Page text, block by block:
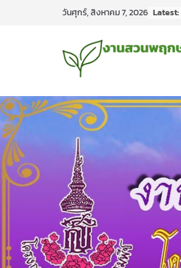
วันศุกร์, สิงหาคม 7, 2026 Latest: